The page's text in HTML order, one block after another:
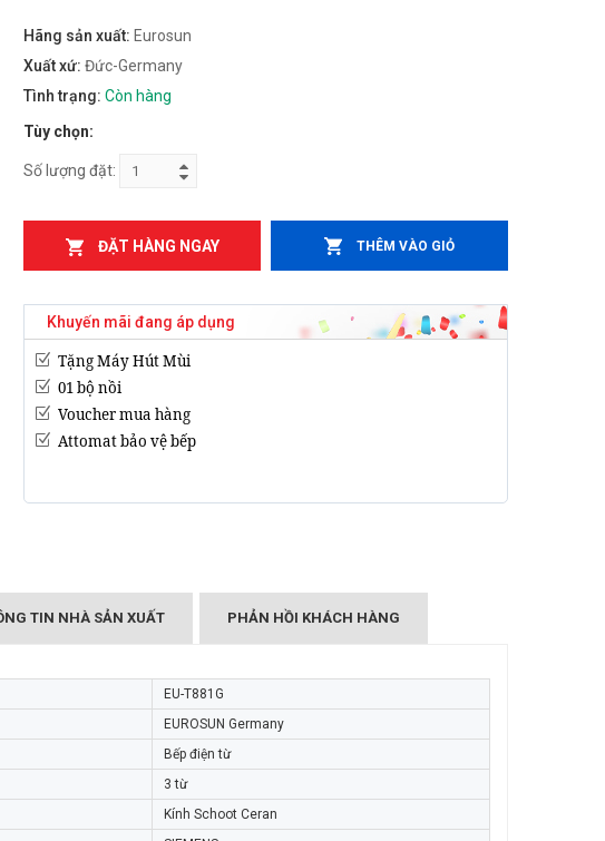
Hãng sản xuất: Eurosun
Xuất xứ: Đức-Germany
Tình trạng: Còn hàng
Tùy chọn:
Số lượng đặt:
ĐẶT HÀNG NGAY THÊM VÀO GIỎ
Khuyến mãi đang áp dụng
Tặng Máy Hút Mùi
01 bộ nồi
Voucher mua hàng
Attomat bảo vệ bếp
TIN NHÀ SẢN XUẤT PHẢN HỒI KHÁCH HÀNG
EU-T881G
EUROSUN Germany
Bếp điện từ
3 từ
Kính Schoot Ceran